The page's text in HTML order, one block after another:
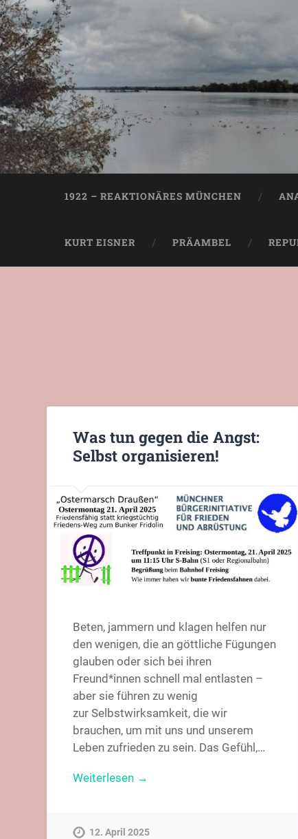
1922 – REAKTIONÄRES MÜNCHEN
KURT EISNER PRÄAMBEL
Was tun gegen die Angst:
Selbst organisieren!
Beten, jammern und klagen helfen nur
den wenigen, die an göttliche Fügungen
glauben oder sich bei ihren
Freund*innen schnell mal entlasten –
aber sie führen zu wenig
zur Selbstwirksamkeit, die wir
brauchen, um mit uns und unserem
Leben zufrieden zu sein. Das Gefühl,…
Weiterlesen →
12. April 2025